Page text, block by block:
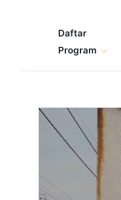
Daftar
Program